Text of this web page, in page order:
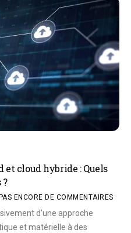
cloud hybride : Quels
ENCORE DE COMMENTAIRES
d’une approche
et matérielle à des